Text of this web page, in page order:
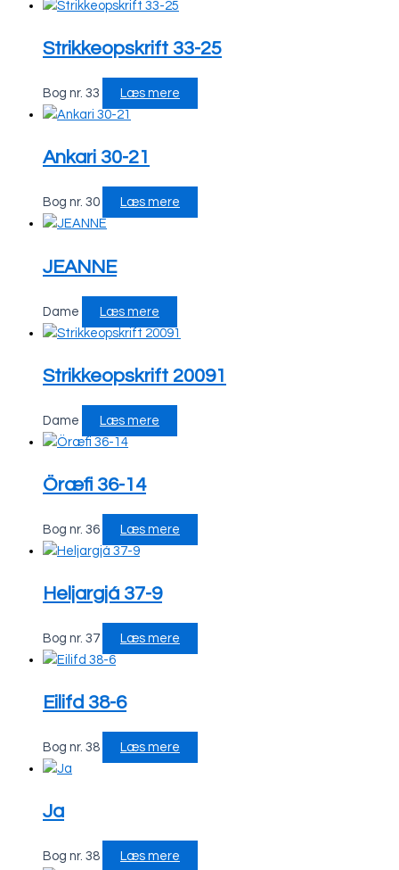
Strikkeopskrift 33-25
Bog nr. 33 Læs mere
Ankari 30-21
Bog nr. 30 Læs mere
JEANNE
Dame Læs mere
Strikkeopskrift 20091
Dame Læs mere
Öræfi 36-14
Bog nr. 36 Læs mere
Heljargjá 37-9
Bog nr. 37 Læs mere
Eilifd 38-6
Bog nr. 38 Læs mere
Ja
Bog nr. 38 Læs mere